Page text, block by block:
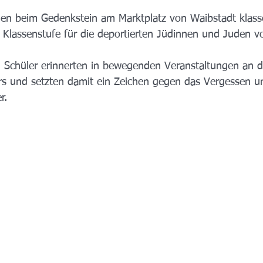
beim Gedenkstein am Marktplatz von Waibstadt
Klassenstufe für die deportierten Jüdinnen und Juden
Schüler erinnerten in bewegenden Veranstaltungen an
und setzten damit ein Zeichen gegen das Vergessen